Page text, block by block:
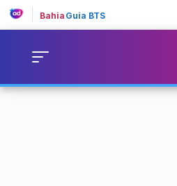
Bahia Guia BTS